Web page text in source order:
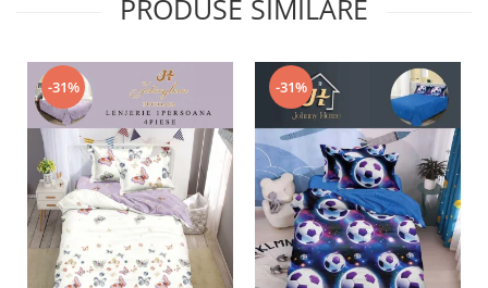
PRODUSE SIMILARE
-31% -31%